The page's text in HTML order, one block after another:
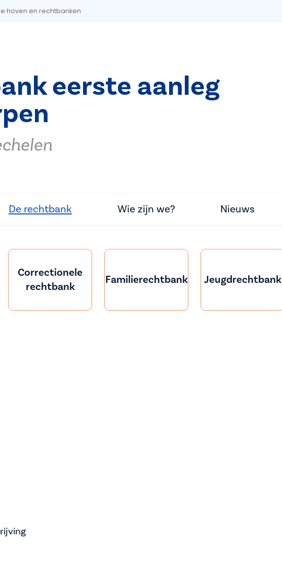
hoven en rechtbanken
eerste aanleg
De rechtbank Wie zijn we? Nieuws
Correctionele
rechtbank
Familierechtbank Jeugdrechtbank